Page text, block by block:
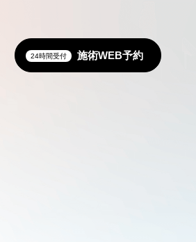
24時間受付 施術WEB予約